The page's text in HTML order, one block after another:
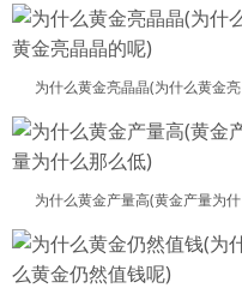
为什么黄金亮晶晶(为什么黄金亮
为什么黄金产量高(黄金产量为什